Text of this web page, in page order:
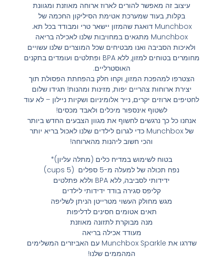
עיצוב זה מאפשר להורים לארוז ארוחה מאוזנת ומגוונת
בקלות, בעוד שמערכת אטימת הסיליקון החכמה של
Munchbox דואגת שהמזון יישאר טרי ומבודד בכל תא.
Munchbox מתגאים במחויבות שלנו לאכילה בריאה
ולאיכות הסביבה ואנו מבטיחים שכל המוצרים שלנו עשויים
מחומרים בטוחים למזון, ללא BPA ופתלטים ועומדים בתקנים
האוסטרליים.
הצטרפו למהפכת המזון, וקחו חלק בהפחתת הפסולת תוך
יצירת ארוחות צהריים יפות, מזינות ומהנות! תגידו שלום
לחטיפים ארוזים יקרים, נייר אלומיניום ושקיות ניילון – לא עוד
לשטוף אינספור מיכלים ולאבד מכסים!
אנחנו כל כך נרגשים לחשוף את מגוון הצבעים החדש ביותר
של Munchbox כדי לגרום לילדים שלנו לאכול בריא יותר
והכי חשוב ליהנות מהארוחה!
בטוח לשימוש במדיח כלים (מתלה עליון)*
נפח תכולה של למעלה מ-5 ספלים (cups 5)
ידידותי לסביבה, ללא BPA וללא פתלטים
קליפס סגירה בודד ידידותי לילדים
מגש מחולק העשוי מטרייטן הניתן לשליפה
תאים אטומים חסינים לדליפות
מנה מבוקרת לתזונה מאוזנת
מעודד אכילה בריאה
שדרגו את Munchbox Sparkle עם האביזרים המשלימים
המהממים שלנו!